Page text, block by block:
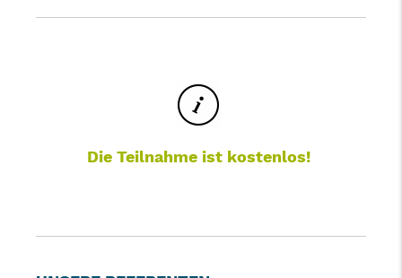
Die Teilnahme ist kostenlos!